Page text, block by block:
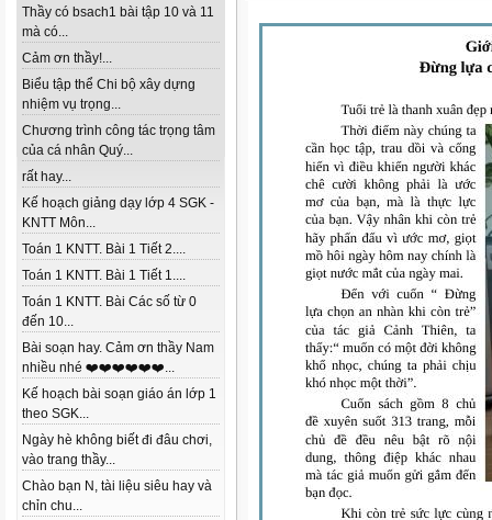
Thầy có bsach1 bài tập 10 và 11
mà có...
Cảm ơn thầy!...
Biểu tập thể Chi bộ xây dựng
nhiệm vụ trọng...
Chương trình công tác trọng tâm
của cá nhân Quý...
rất hay...
Kế hoạch giảng dạy lớp 4 SGK -
KNTT Môn...
Toán 1 KNTT. Bài 1 Tiết 2....
Toán 1 KNTT. Bài 1 Tiết 1....
Toán 1 KNTT. Bài Các số từ 0
đến 10...
Bài soạn hay. Cảm ơn thầy Nam
nhiều nhé ❤️❤️❤️❤️❤️❤️...
Kế hoạch bài soạn giáo án lớp 1
theo SGK...
Ngày hè không biết đi đâu chơi,
vào trang thầy...
Chào bạn N, tài liệu siêu hay và
chỉn chu...